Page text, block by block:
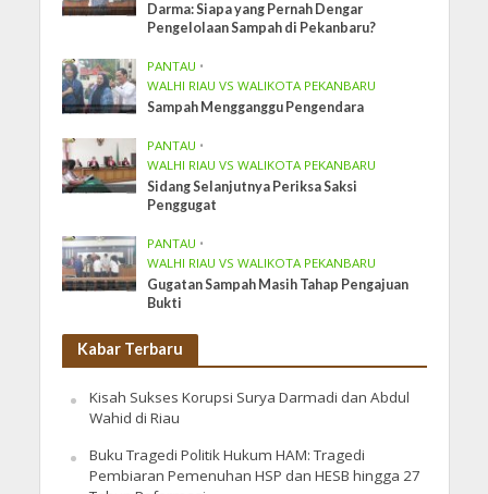
Darma: Siapa yang Pernah Dengar
Pengelolaan Sampah di Pekanbaru?
PANTAU •
WALHI RIAU VS WALIKOTA PEKANBARU
Sampah Mengganggu Pengendara
PANTAU •
WALHI RIAU VS WALIKOTA PEKANBARU
Sidang Selanjutnya Periksa Saksi
Penggugat
PANTAU •
WALHI RIAU VS WALIKOTA PEKANBARU
Gugatan Sampah Masih Tahap Pengajuan
Bukti
Kabar Terbaru
Kisah Sukses Korupsi Surya Darmadi dan Abdul
Wahid di Riau
Buku Tragedi Politik Hukum HAM: Tragedi
Pembiaran Pemenuhan HSP dan HESB hingga 27